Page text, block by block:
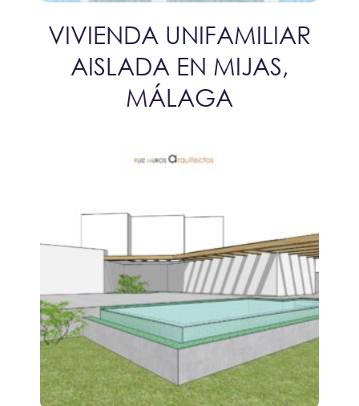
VIVIENDA UNIFAMILIAR
AISLADA EN MIJAS,
MÁLAGA